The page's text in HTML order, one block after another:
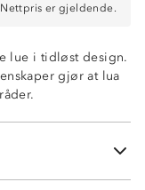
Nettpris er gjeldende.
lue i tidløst design.
gjør at lua